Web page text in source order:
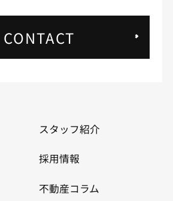
CONTACT
スタッフ紹介
採用情報
不動産コラム